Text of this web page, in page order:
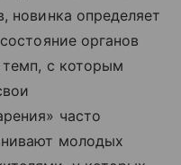
новинка определяет
органов
с которым
часто
молодых